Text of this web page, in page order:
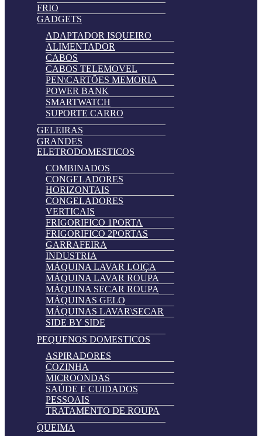
FRIO
GADGETS
ADAPTADOR ISQUEIRO
ALIMENTADOR
CABOS
CABOS TELEMOVEL
PEN\CARTÕES MEMORIA
POWER BANK
SMARTWATCH
SUPORTE CARRO
GELEIRAS
GRANDES
ELETRODOMESTICOS
COMBINADOS
CONGELADORES
HORIZONTAIS
CONGELADORES
VERTICAIS
FRIGORIFICO 1PORTA
FRIGORIFICO 2PORTAS
GARRAFEIRA
INDUSTRIA
MÁQUINA LAVAR LOIÇA
MÁQUINA LAVAR ROUPA
MÁQUINA SECAR ROUPA
MÁQUINAS GELO
MÁQUINAS LAVAR\SECAR
SIDE BY SIDE
PEQUENOS DOMESTICOS
ASPIRADORES
COZINHA
MICROONDAS
SAÚDE E CUIDADOS
PESSOAIS
TRATAMENTO DE ROUPA
QUEIMA